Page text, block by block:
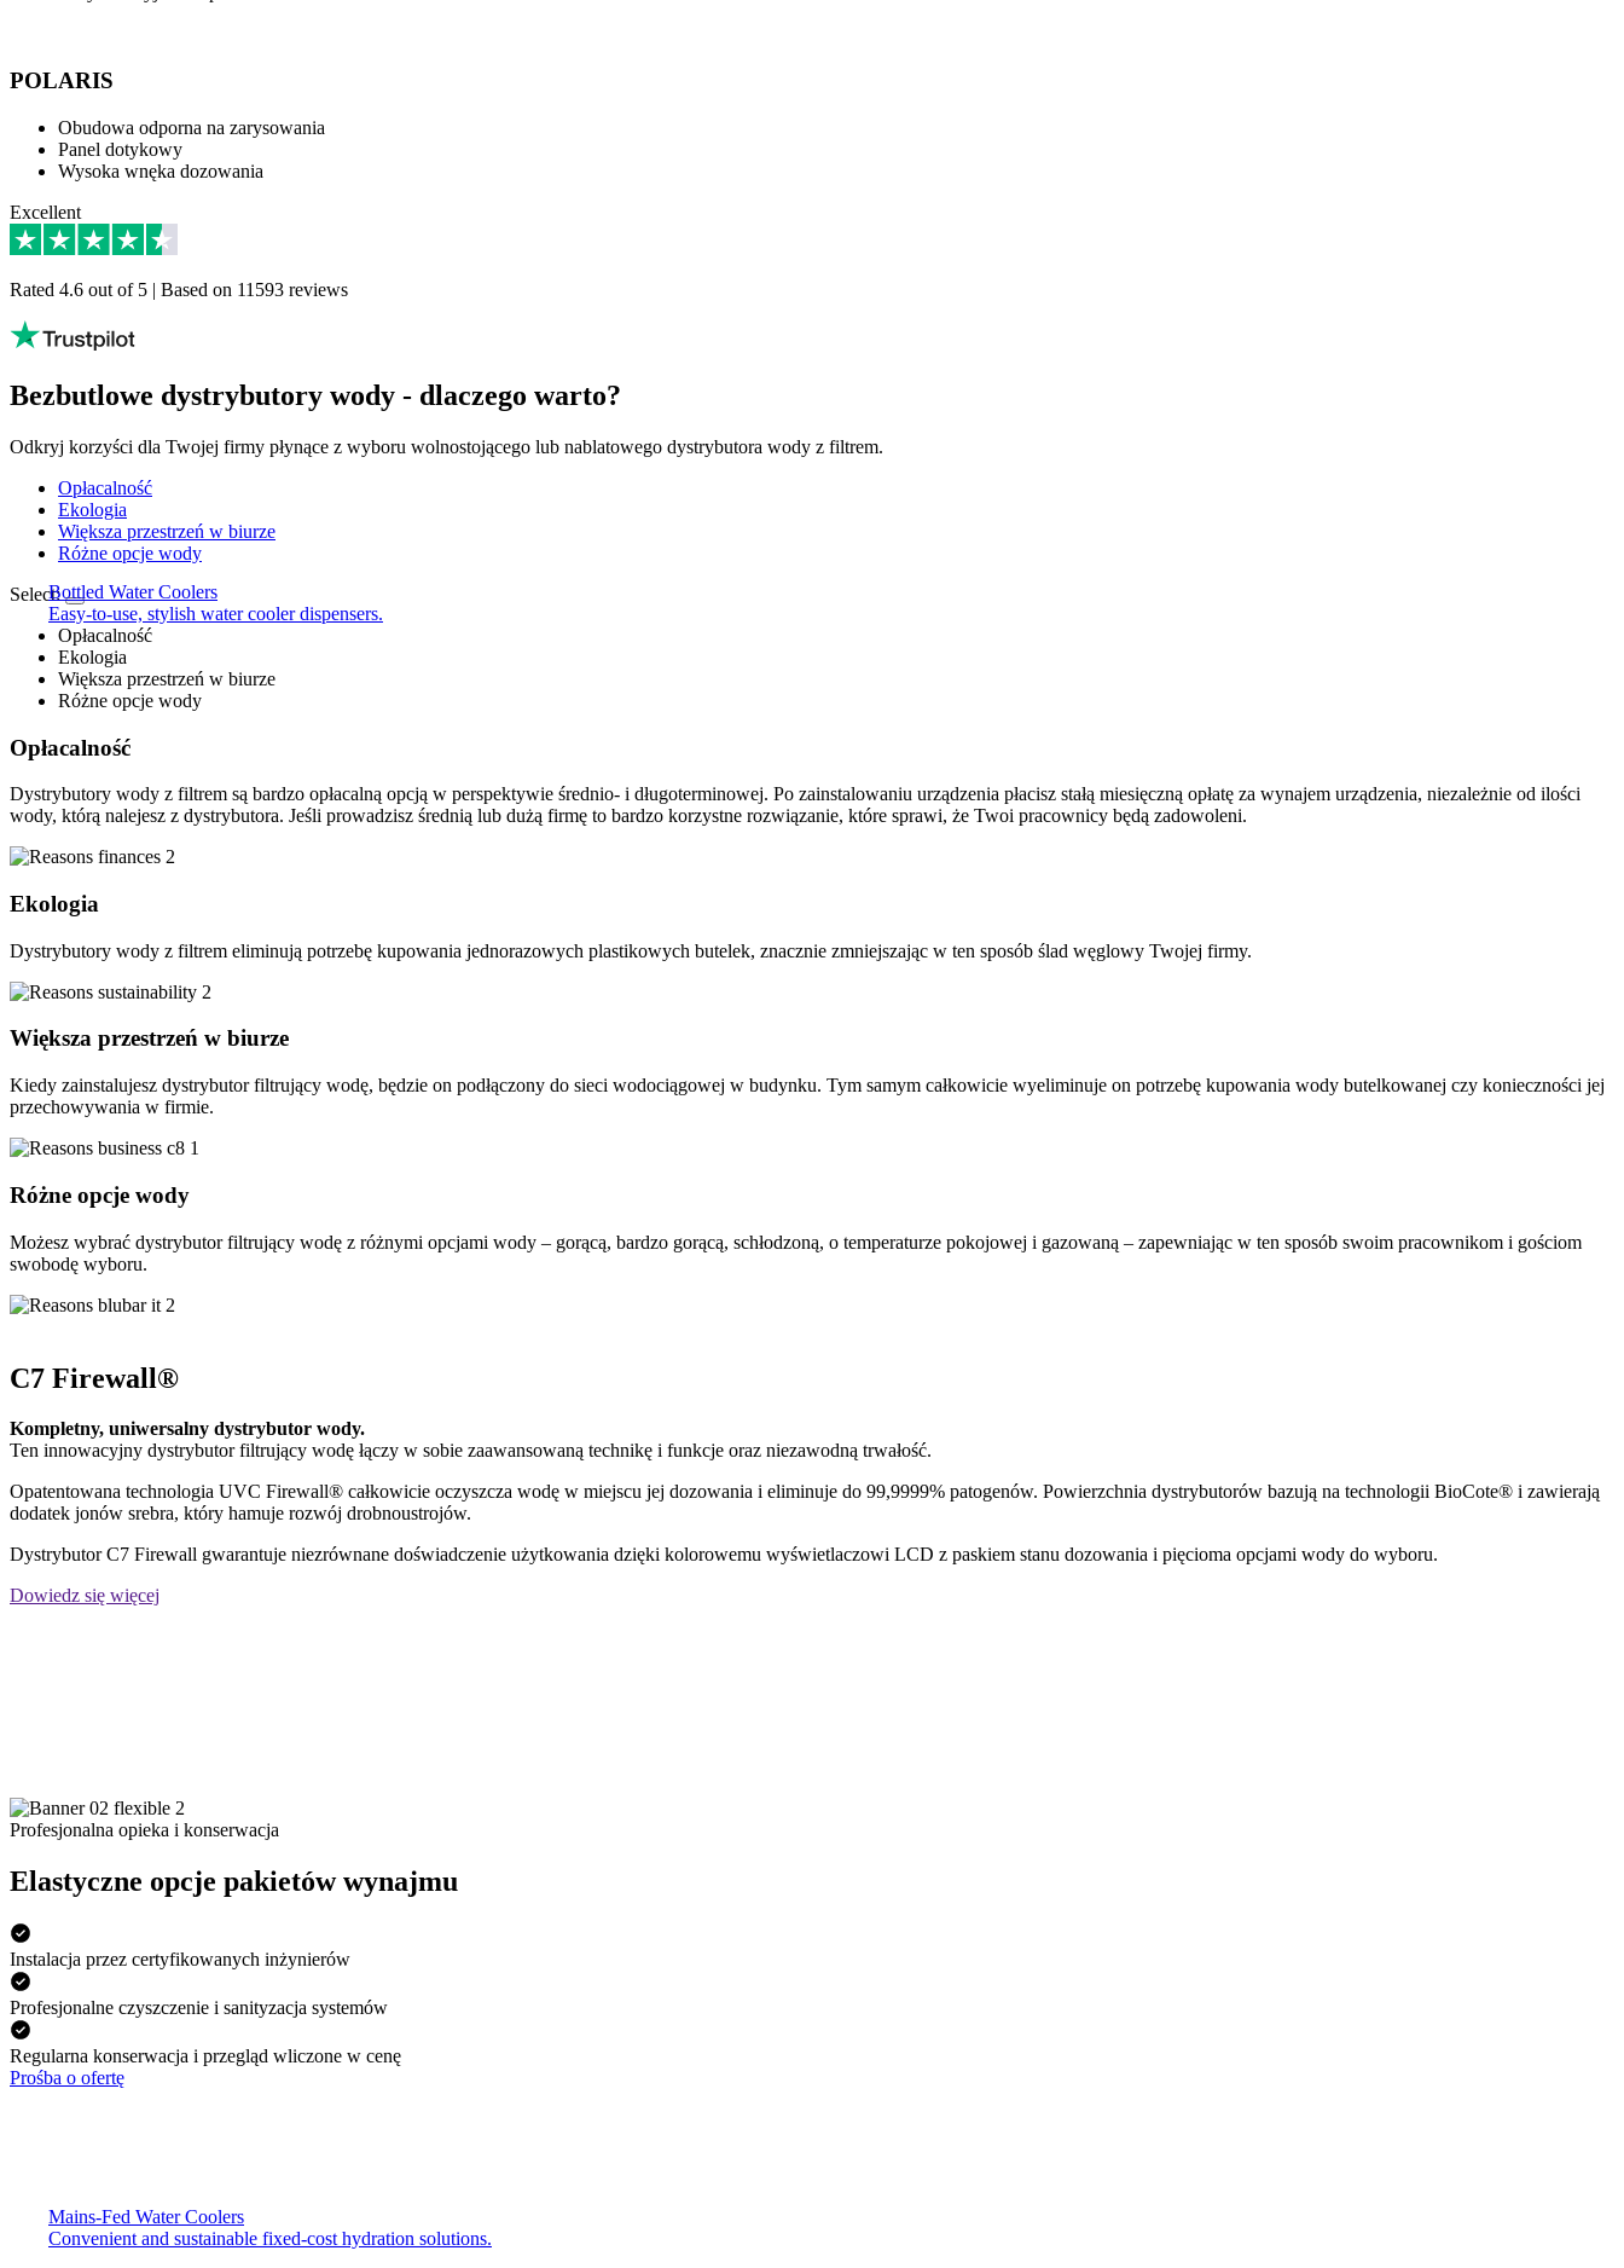
Bottled Water Coolers
Easy-to-use, stylish water cooler dispensers.
Mains-Fed Water Coolers​
Convenient and sustainable fixed-cost hydration solutions.
POLARIS
Obudowa odporna na zarysowania
Panel dotykowy
Wysoka wnęka dozowania
Excellent
Rated 4.6 out of 5 | Based on 11593 reviews
Bezbutlowe dystrybutory wody - dlaczego warto?
Odkryj korzyści dla Twojej firmy płynące z wyboru wolnostojącego lub nablatowego dystrybutora wody z filtrem.
Opłacalność
Ekologia
Większa przestrzeń w biurze
Różne opcje wody
Select:
Opłacalność
Ekologia
Większa przestrzeń w biurze
Różne opcje wody
Opłacalność
Dystrybutory wody z filtrem są bardzo opłacalną opcją w perspektywie średnio- i długoterminowej. Po zainstalowaniu urządzenia płacisz stałą miesięczną opłatę za wynajem urządzenia, niezależnie od ilości
wody, którą nalejesz z dystrybutora. Jeśli prowadzisz średnią lub dużą firmę to bardzo korzystne rozwiązanie, które sprawi, że Twoi pracownicy będą zadowoleni.
Ekologia
Dystrybutory wody z filtrem eliminują potrzebę kupowania jednorazowych plastikowych butelek, znacznie zmniejszając w ten sposób ślad węglowy Twojej firmy.
Większa przestrzeń w biurze
Kiedy zainstalujesz dystrybutor filtrujący wodę, będzie on podłączony do sieci wodociągowej w budynku. Tym samym całkowicie wyeliminuje on potrzebę kupowania wody butelkowanej czy konieczności jej
przechowywania w firmie.
Różne opcje wody
Możesz wybrać dystrybutor filtrujący wodę z różnymi opcjami wody – gorącą, bardzo gorącą, schłodzoną, o temperaturze pokojowej i gazowaną – zapewniając w ten sposób swoim pracownikom i gościom
swobodę wyboru.
C7 Firewall®
Kompletny, uniwersalny dystrybutor wody.
Ten innowacyjny dystrybutor filtrujący wodę łączy w sobie zaawansowaną technikę i funkcje oraz niezawodną trwałość.
Opatentowana technologia UVC Firewall® całkowicie oczyszcza wodę w miejscu jej dozowania i eliminuje do 99,9999% patogenów. Powierzchnia dystrybutorów bazują na technologii BioCote® i zawierają
dodatek jonów srebra, który hamuje rozwój drobnoustrojów.
Dystrybutor C7 Firewall gwarantuje niezrównane doświadczenie użytkowania dzięki kolorowemu wyświetlaczowi LCD z paskiem stanu dozowania i pięcioma opcjami wody do wyboru.
Dowiedz się więcej
Profesjonalna opieka i konserwacja
Elastyczne opcje pakietów wynajmu
Instalacja przez certyfikowanych inżynierów
Profesjonalne czyszczenie i sanityzacja systemów
Regularna konserwacja i przegląd wliczone w cenę
Prośba o ofertę
Get a free, no-obligation quote and expert advice from Culligan.